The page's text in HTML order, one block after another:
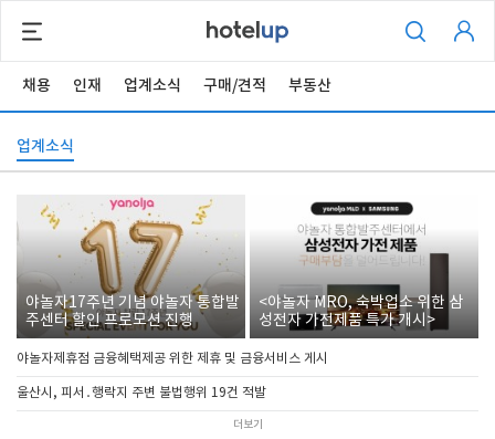
채용 인재 업계소식 구매/견적 부동산
업계소식
야놀자17주년 기념 야놀자 통합발
주센터 할인 프로모션 진행
<야놀자 MRO, 숙박업소 위한 삼
성전자 가전제품 특가 개시>
야놀자제휴점 금융혜택제공 위한 제휴 및 금융서비스 게시
울산시, 피서․행락지 주변 불법행위 19건 적발
더보기